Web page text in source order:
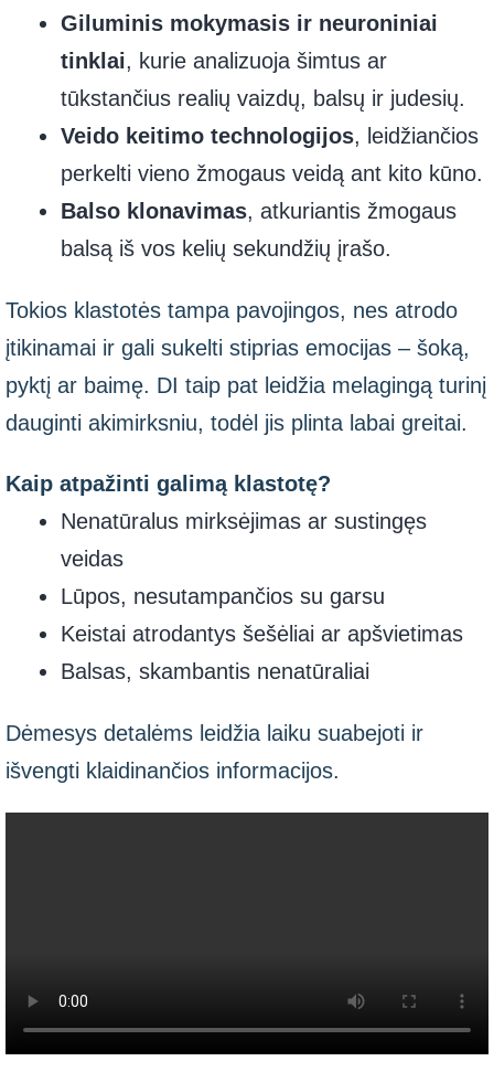
Giluminis mokymasis ir neuroniniai
tinklai, kurie analizuoja šimtus ar
tūkstančius realių vaizdų, balsų ir judesių.
Veido keitimo technologijos, leidžiančios
perkelti vieno žmogaus veidą ant kito kūno.
Balso klonavimas, atkuriantis žmogaus
balsą iš vos kelių sekundžių įrašo.
Tokios klastotės tampa pavojingos, nes atrodo
įtikinamai ir gali sukelti stiprias emocijas – šoką,
pyktį ar baimę. DI taip pat leidžia melagingą turinį
dauginti akimirksniu, todėl jis plinta labai greitai.
Kaip atpažinti galimą klastotę?
Nenatūralus mirksėjimas ar sustingęs
veidas
Lūpos, nesutampančios su garsu
Keistai atrodantys šešėliai ar apšvietimas
Balsas, skambantis nenatūraliai
Dėmesys detalėms leidžia laiku suabejoti ir
išvengti klaidinančios informacijos.